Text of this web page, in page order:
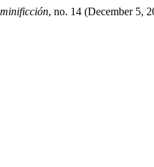
, no. 14 (December 5,